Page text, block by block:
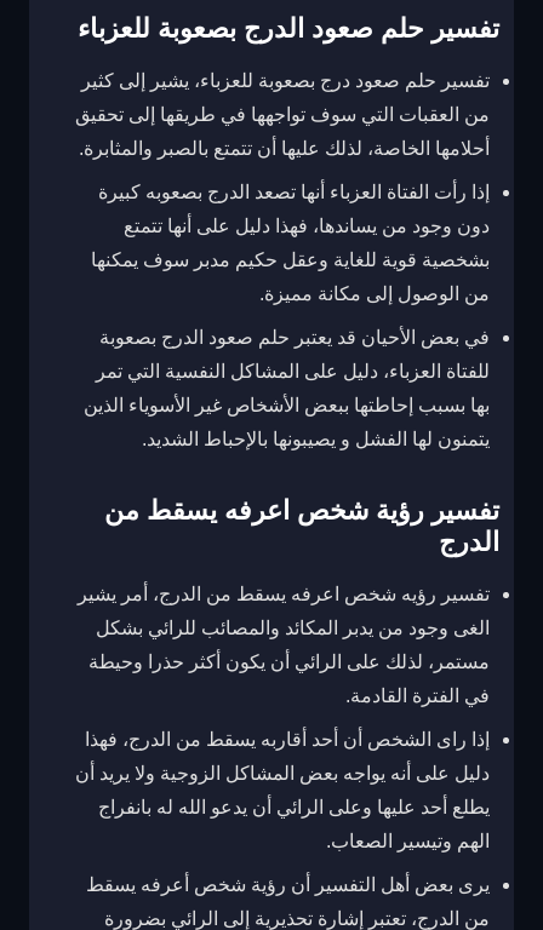
تفسير حلم صعود الدرج بصعوبة للعزباء
تفسير حلم صعود درج بصعوبة للعزباء، يشير إلى كثير
من العقبات التي سوف تواجهها في طريقها إلى تحقيق
أحلامها الخاصة، لذلك عليها أن تتمتع بالصبر والمثابرة.
إذا رأت الفتاة العزباء أنها تصعد الدرج بصعوبه كبيرة
دون وجود من يساندها، فهذا دليل على أنها تتمتع
بشخصية قوية للغاية وعقل حكيم مدبر سوف يمكنها
من الوصول إلى مكانة مميزة.
في بعض الأحيان قد يعتبر حلم صعود الدرج بصعوبة
للفتاة العزباء، دليل على المشاكل النفسية التي تمر
بها بسبب إحاطتها ببعض الأشخاص غير الأسوياء الذين
يتمنون لها الفشل و يصيبونها بالإحباط الشديد.
تفسير رؤية شخص اعرفه يسقط من
الدرج
تفسير رؤيه شخص اعرفه يسقط من الدرج، أمر يشير
الغى وجود من يدبر المكائد والمصائب للرائي بشكل
مستمر، لذلك على الرائي أن يكون أكثر حذرا وحيطة
في الفترة القادمة.
إذا راى الشخص أن أحد أقاربه يسقط من الدرج، فهذا
دليل على أنه يواجه بعض المشاكل الزوجية ولا يريد أن
يطلع أحد عليها وعلى الرائي أن يدعو الله له بانفراج
الهم وتيسير الصعاب.
يرى بعض أهل التفسير أن رؤية شخص أعرفه يسقط
من الدرج، تعتبر إشارة تحذيرية إلى الرائي بضرورة